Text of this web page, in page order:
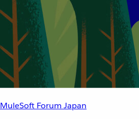
MuleSoft Forum Japan